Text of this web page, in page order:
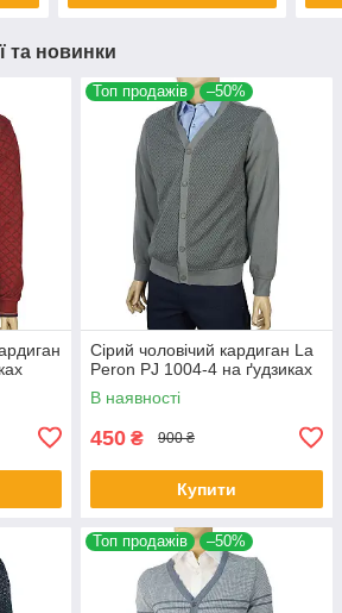
та новинки
Топ продажів –50%
Сірий чоловічий кардиган La
Peron PJ 1004-4 на ґудзиках
В наявності
450 ₴ 900 ₴
Купити
Топ продажів –50%